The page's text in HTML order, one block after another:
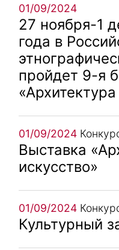
01/09/2024
27 ноября-1
года в
пройдет 9-я
01/09/2024
Выставка
искусство»
01/09/2024
Культурный